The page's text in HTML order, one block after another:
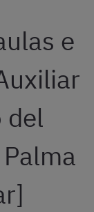
e
del